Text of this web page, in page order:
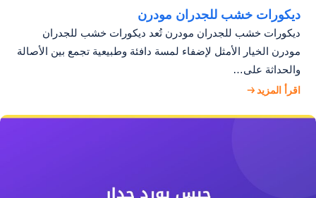
ديكورات خشب للجدران مودرن
ديكورات خشب للجدران مودرن تُعد ديكورات خشب للجدران
مودرن الخيار الأمثل لإضفاء لمسة دافئة وطبيعية تجمع بين الأصالة
والحداثة على…
اقرأ المزيد